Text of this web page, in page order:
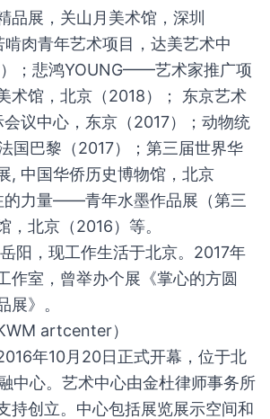
品展，关山月美术馆，深圳
啃肉青年艺术项目，达美艺术中
；悲鸿YOUNG——艺术家推广项
术馆，北京（2018）； 东京艺术
议中心，东京（2017）；动物统
国巴黎（2017）；第三届世界华
, 中国华侨历史博物馆，北京
的力量——青年水墨作品展（第三
，北京（2016）等。
阳，现工作生活于北京。2017年
作室，曾举办个展《掌心的方圆
》。
artcenter）
年10月20日正式开幕，位于北
中心。艺术中心由金杜律师事务所
持创立。中心包括展览展示空间和